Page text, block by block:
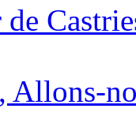
Allons-